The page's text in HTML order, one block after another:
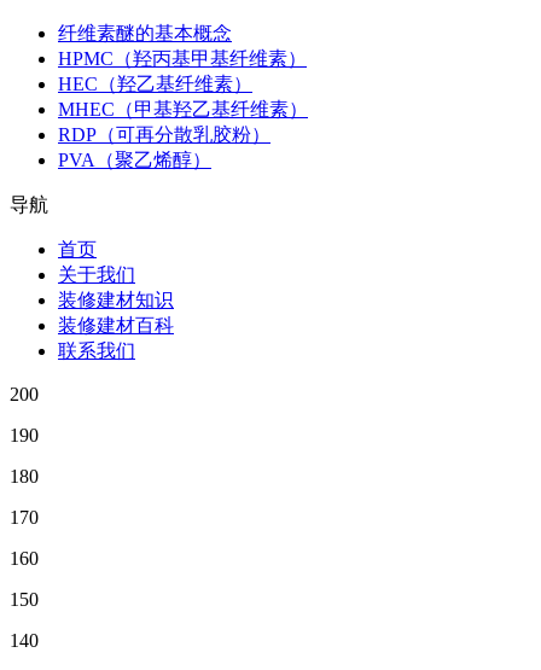
纤维素醚的基本概念
HPMC（羟丙基甲基纤维素）
HEC（羟乙基纤维素）
MHEC（甲基羟乙基纤维素）
RDP（可再分散乳胶粉）
PVA（聚乙烯醇）
导航
首页
关于我们
装修建材知识
装修建材百科
联系我们
200
190
180
170
160
150
140